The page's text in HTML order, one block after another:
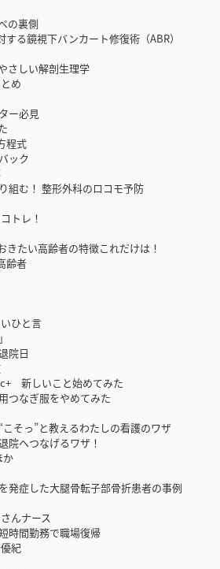
の裏側
る鏡視下バンカート修復術（ABR）
さしい解剖生理学
め
ー必見
程式
ック
組む！ 整形外科のロコモ予防
トレ！
たい高齢者の特徴これだけは！
齢者
ひと言
院日
新しいこと始めてみた
つなぎ服をやめてみた
そっ”と教えるわたしの看護のワザ
院へつなげるワザ！
か
発症した大腿骨転子部骨折患者の事例
んナース
時間勤務で職場復帰
紀